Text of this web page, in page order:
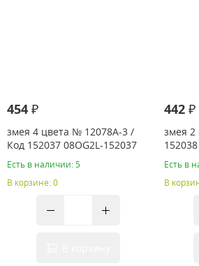
454 ₽
змея 4 цвета № 12078A-3 /
Код 152037 08OG2L-152037
Есть в наличии: 5
В корзине: 0
442 ₽
змея
Есть в
В